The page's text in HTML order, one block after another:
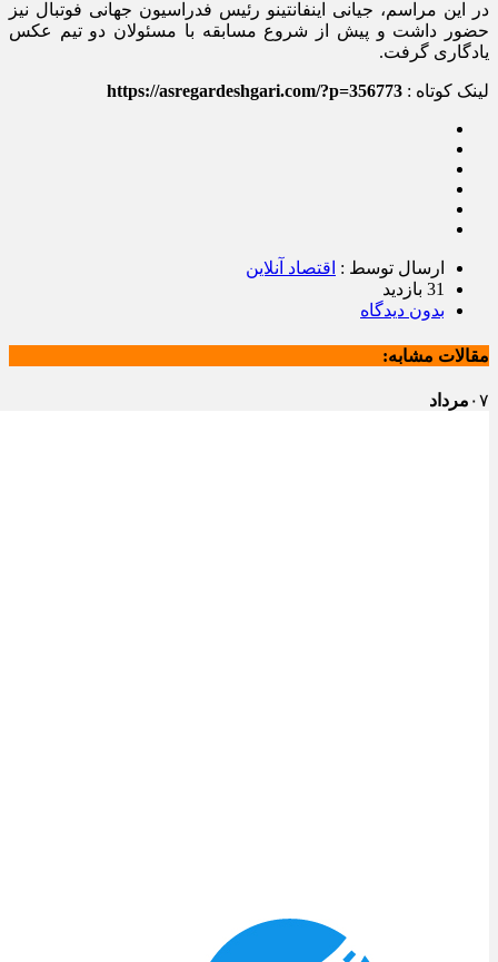
در این مراسم، جیانی اینفانتینو رئیس فدراسیون جهانی فوتبال نیز
حضور داشت و پیش از شروع مسابقه با مسئولان دو تیم عکس
یادگاری گرفت.
لینک کوتاه : https://asregardeshgari.com/?p=356773
ارسال توسط : اقتصاد آنلاین
31 بازدید
بدون دیدگاه
مقالات مشابه:
۰۷ مرداد